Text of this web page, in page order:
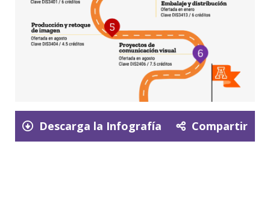
Descarga la Infografía Compartir